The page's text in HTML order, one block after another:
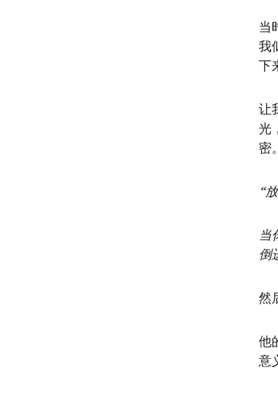
当
我
下
让
光
密
“
当
倒
然
他
意